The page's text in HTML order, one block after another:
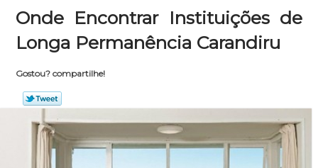
Onde Encontrar Instituições de
Longa Permanência Carandiru
Gostou? compartilhe!